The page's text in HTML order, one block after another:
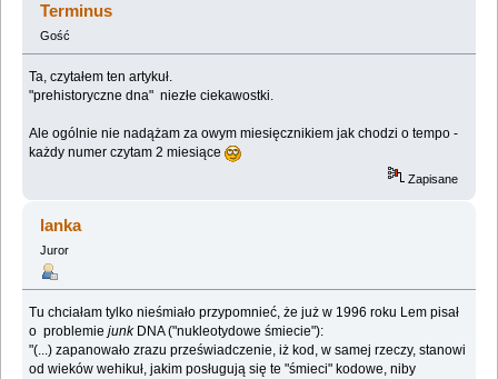
Terminus
Gość
Ta, czytałem ten artykuł.
"prehistoryczne dna" niezłe ciekawostki.
Ale ogólnie nie nadążam za owym miesięcznikiem jak chodzi o tempo -
każdy numer czytam 2 miesiące
Zapisane
lanka
Juror
Tu chciałam tylko nieśmiało przypomnieć, że już w 1996 roku Lem pisał
o problemiejunk DNA ("nukleotydowe śmiecie"):
"(...) zapanowało zrazu przeświadczenie, iż kod, w samej rzeczy, stanowi
od wieków wehikuł, jakim posługują się te "śmieci" kodowe, niby